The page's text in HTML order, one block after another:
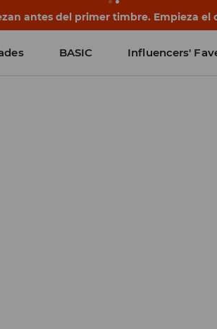
antes del primer timbre. Empieza el
BASIC Influencers'